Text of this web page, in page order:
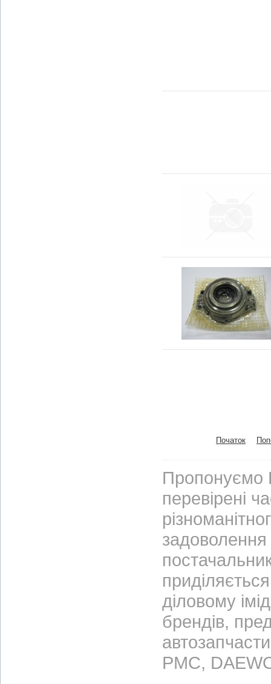
Початок
Пропонуємо
перевірені
діловому
брендів,
PMC,